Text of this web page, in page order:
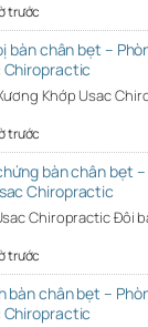
trước
bàn chân bẹt –
Chiropractic
Khớp Usac
trước
bàn chân bẹt –
Chiropractic
Chiropractic Đôi
trước
bàn chân bẹt –
Chiropractic